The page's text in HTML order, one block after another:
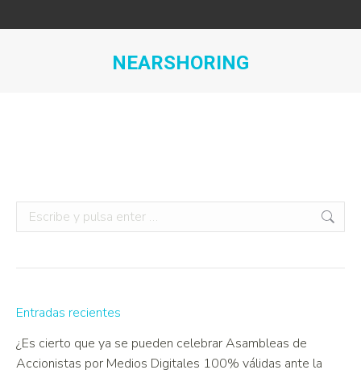
NEARSHORING
Entradas recientes
¿Es cierto que ya se pueden celebrar Asambleas de
Accionistas por Medios Digitales 100% válidas ante la